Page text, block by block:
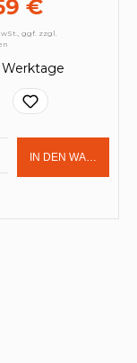
€
ggf. zzgl.
Werktage
Anzahl:
IN DEN